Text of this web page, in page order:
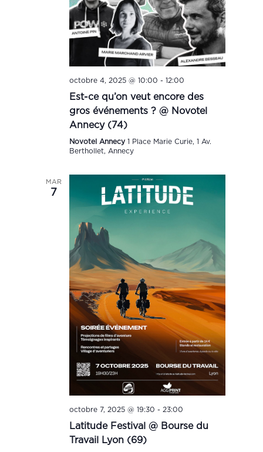
octobre 4, 2025 @ 10:00 -12:00
Est-ce qu’on veut encore des
gros événements ? @ Novotel
Annecy (74)
Novotel Annecy1 Place Marie Curie, 1 Av.
Berthollet, Annecy
MAR
7
octobre 7, 2025 @ 19:30 - 23:00
Latitude Festival @ Bourse du
Travail Lyon (69)